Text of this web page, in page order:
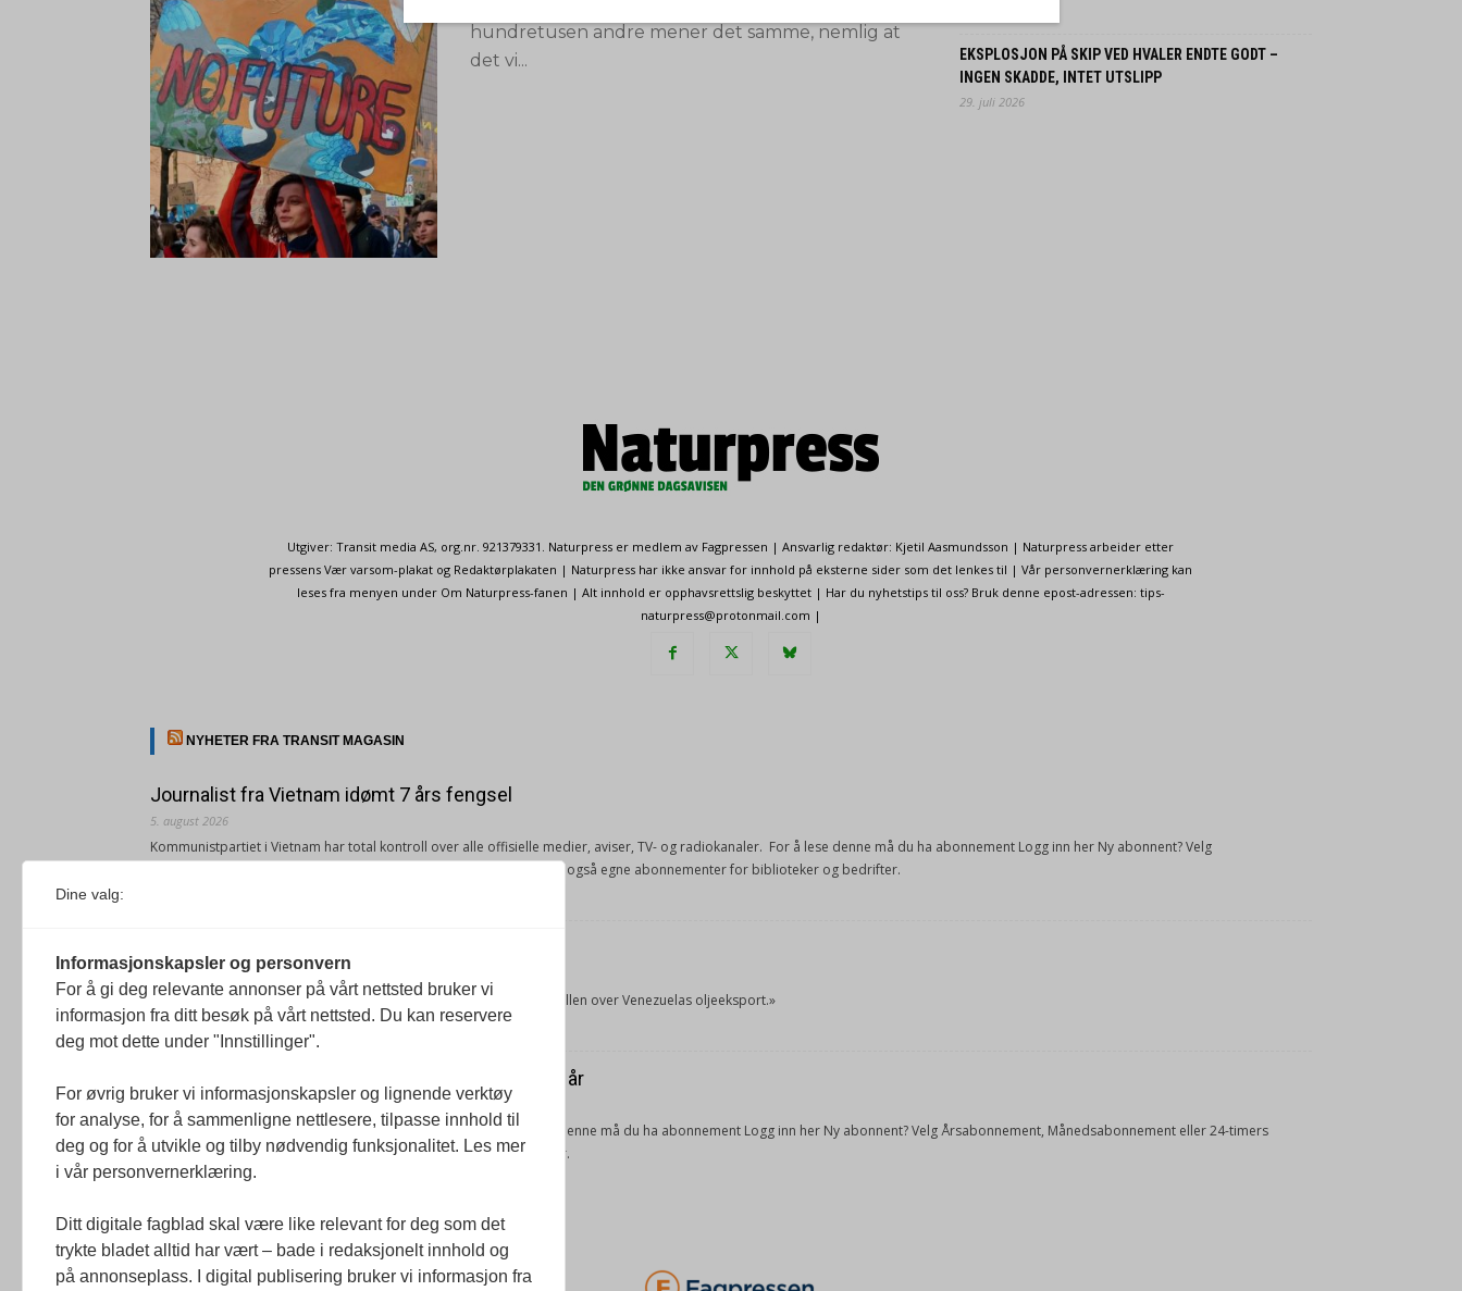
hundretusen andre mener det samme, nemlig at
det vi...
EKSPLOSJON PÅ SKIP VED HVALER ENDTE GODT –
INGEN SKADDE, INTET UTSLIPP
29. juli 2026
Utgiver: Transit media AS, org.nr. 921379331. Naturpress er medlem av Fagpressen | Ansvarlig redaktør: Kjetil Aasmundsson | Naturpress arbeider etter
pressens Vær varsom-plakat og Redaktørplakaten | Naturpress har ikke ansvar for innhold på eksterne sider som det lenkes til | Vår personvernerklæring kan
leses fra menyen under Om Naturpress-fanen | Alt innhold er opphavsrettslig beskyttet | Har du nyhetstips til oss? Bruk denne epost-adressen: tips-
naturpress@protonmail.com |
NYHETER FRA TRANSIT MAGASIN
Journalist fra Vietnam idømt 7 års fengsel
5. august 2026
Kommunistpartiet i Vietnam har total kontroll over alle offisielle medier, aviser, TV- og radiokanaler. For å lese denne må du ha abonnement Logg inn her Ny abonnent? Velg
Årsabonnement, Månedsabonnement eller 24-timers tilgang. Vi har også egne abonnementer for biblioteker og bedrifter.
4. august 2026
« Etter at Maduro ble tatt til fange i januar 2026, overtok USA kontrollen over Venezuelas oljeeksport.»
Sonia Zapata, jurist
117,8 millioner er på flukt, en nedgang fra forrige år
1. august 2026
Ville ha tilsvart verdens trettende største land i folketall. For å lese denne må du ha abonnement Logg inn her Ny abonnent? Velg Årsabonnement, Månedsabonnement eller 24-timers
tilgang. Vi har også egne abonnementer for biblioteker og bedrifter.
Redaksjonen
Dine valg:
Informasjonskapsler og personvern
For å gi deg relevante annonser på vårt nettsted bruker vi
informasjon fra ditt besøk på vårt nettsted. Du kan reservere
deg mot dette under "Innstillinger".
For øvrig bruker vi informasjonskapsler og lignende verktøy
for analyse, for å sammenligne nettlesere, tilpasse innhold til
deg og for å utvikle og tilby nødvendig funksjonalitet. Les mer
i vår personvernerklæring.
Ditt digitale fagblad skal være like relevant for deg som det
trykte bladet alltid har vært – bade i redaksjonelt innhold og
på annonseplass. I digital publisering bruker vi informasjon fra